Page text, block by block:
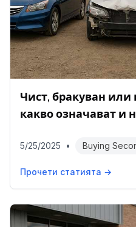
Чист, бракуван или
какво означават и
5/25/2025 • Buying
Прочети статията →